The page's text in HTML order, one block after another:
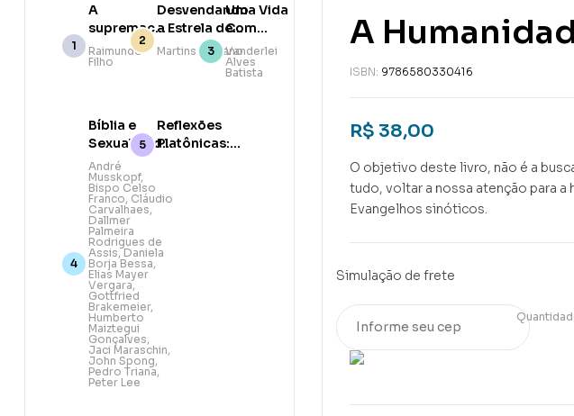
A
ISBN: 9786580330416
R$ 38,00
O objetivo deste livro, não é a
tudo, voltar a nossa atenção para
Evangelhos sinóticos.
Simulação de frete
A
supremacia
das
escrituras
Raimundo
Filho
Desvendando
a Estrela de
Belém e a
Data do
Nascimento
Martins Giuliano
Uma Vida
Com
Promessa
Vanderlei
Alves
Batista
Bíblia e
Sexualidade:
Abordagem
teológica,
pastoral e
bíblica
André
Musskopf,
Bispo Celso
Franco, Cláudio
Carvalhaes,
Dallmer
Palmeira
Rodrigues de
Assis,Daniela
Borja Bessa,
Elias Mayer
Vergara,
Gottfried
Brakemeier,
Humberto
Maiztegui
Gonçalves,
Jaci Maraschin,
John Spong,
Pedro Triana,
Peter Lee
Reflexões
Platônicas:
cristão